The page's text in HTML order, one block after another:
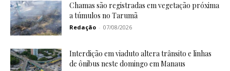
Chamas são registradas em vegetação próxima
a túmulos no Tarumã
Redação - 07/08/2026
Interdição em viaduto altera trânsito e linhas
de ônibus neste domingo em Manaus